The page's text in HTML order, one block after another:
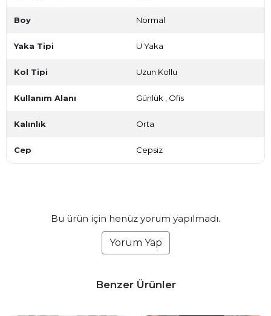
Boy Normal
Yaka Tipi U Yaka
Kol Tipi Uzun Kollu
Kullanım Alanı Günlük Ofis
Kalınlık Orta
Cep Cepsiz
Bu ürün için henüz yorum yapılmadı.
Yorum Yap
Benzer Ürünler